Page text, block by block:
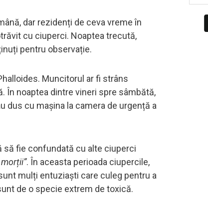
dar rezidenți de ceva vreme în
cu ciuperci. Noaptea trecută,
pentru observație.
Muncitorul ar fi strâns
În noaptea dintre vineri spre sâmbătă,
dus cu mașina la camera de urgență a
să fie confundată cu alte ciuperci
. În aceasta perioada ciupercile,
mulți entuziaști care culeg pentru a
de o specie extrem de toxică.